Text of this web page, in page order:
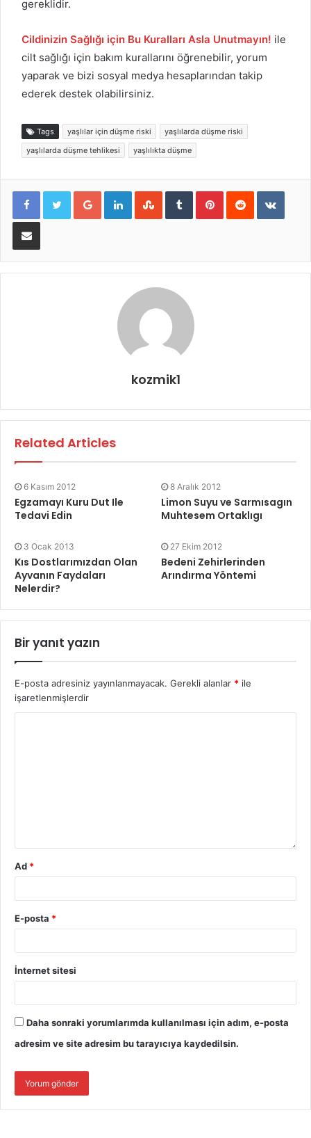
gereklidir.
Cildinizin Sağlığı için Bu Kuralları Asla Unutmayın! ile
cilt sağlığı için bakım kurallarını öğrenebilir, yorum
yaparak ve bizi sosyal medya hesaplarından takip
ederek destek olabilirsiniz.
Tags yaşlılar için düşme riski
yaşlılarda düşme riski
yaşlılarda düşme tehlikesi
yaşlılıkta düşme
Google+LinkedInStumbleUpon
TumblrPinterestReddit
E-Posta ile paylaş
kozmik1
Related Articles
6 Kasım 2012
Egzamayı Kuru Dut Ile
Tedavi Edin
8 Aralık 2012
Limon Suyu ve Sarmısagın
Muhtesem Ortaklıgı
3 Ocak 2013
Kıs Dostlarımızdan Olan
Ayvanın Faydaları
Nelerdir?
27 Ekim 2012
Bedeni Zehirlerinden
Arındırma Yöntemi
Bir yanıt yazın
E-posta adresiniz yayınlanmayacak. Gerekli alanlar * ile
işaretlenmişlerdir
Ad *
E-posta *
İnternet sitesi
Daha sonraki yorumlarımda kullanılması için adım, e-posta
adresim ve site adresim bu tarayıcıya kaydedilsin.